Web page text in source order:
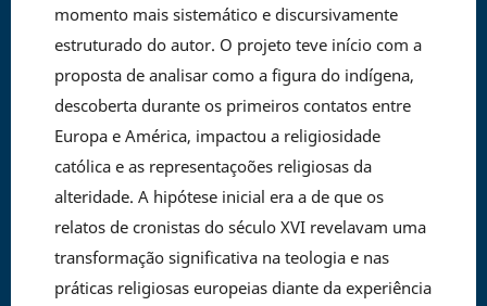
momento mais sistemático e discursivamente
estruturado do autor. O projeto teve início com a
proposta de analisar como a figura do indígena,
descoberta durante os primeiros contatos entre
Europa e América, impactou a religiosidade
católica e as representaçoões religiosas da
alteridade. A hipótese inicial era a de que os
relatos de cronistas do século XVI revelavam uma
transformação significativa na teologia e nas
práticas religiosas europeias diante da experiência